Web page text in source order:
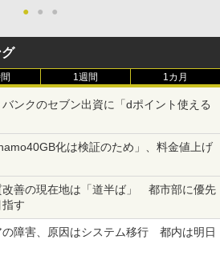
● ● ●
1週間 1カ月
ンクのセブン出資に「dポイント使える
化は検証のため」、料金値上げ
改善の現在地は「道半ば」 都市部に優先
す
の障害、原因はシステム移行 都内は明日